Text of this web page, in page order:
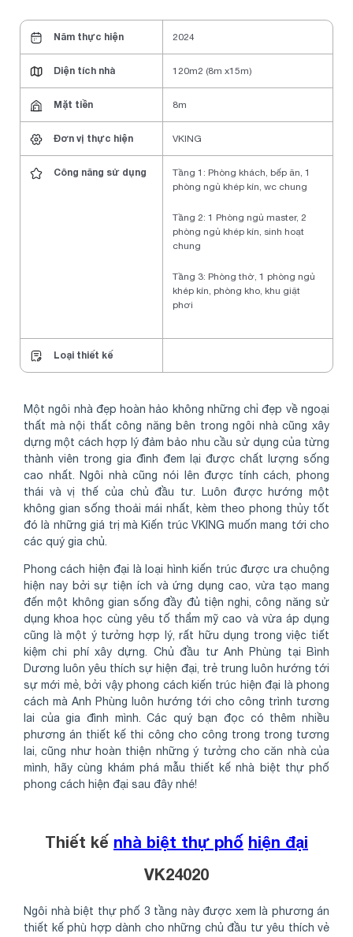
Năm thực hiện 2024
Diện tích nhà 120m2 (8m x15m)
Mặt tiền 8m
Đơn vị thực hiện VKING
Công năng sử dụng
Tầng 1: Phòng khách, bếp ăn, 1
phòng ngủ khép kín, wc chung
Tầng 2: 1 Phòng ngủ master, 2
phòng ngủ khép kín, sinh hoạt
chung
Tầng 3: Phòng thờ, 1 phòng ngủ
khép kín, phòng kho, khu giặt
phơi
Loại thiết kế
Một ngôi nhà đẹp hoàn hảo không những chỉ đẹp về ngoại
thất mà nội thất công năng bên trong ngôi nhà cũng xây
dựng một cách hợp lý đảm bảo nhu cầu sử dụng của từng
thành viên trong gia đình đem lại được chất lượng sống
cao nhất. Ngôi nhà cũng nói lên được tính cách, phong
thái và vị thế của chủ đầu tư. Luôn được hướng một
không gian sống thoải mái nhất, kèm theo phong thủy tốt
đó là những giá trị mà Kiến trúc VKING muốn mang tới cho
các quý gia chủ.
Phong cách hiện đại là loại hình kiến trúc được ưa chuộng
hiện nay bởi sự tiện ích và ứng dụng cao, vừa tạo mang
đến một không gian sống đầy đủ tiện nghi, công năng sử
dụng khoa học cùng yêu tố thẩm mỹ cao và vừa áp dụng
cũng là một ý tưởng hợp lý, rất hữu dụng trong việc tiết
kiệm chi phí xây dựng. Chủ đầu tư Anh Phùng tại Bình
Dương luôn yêu thích sự hiện đại, trẻ trung luôn hướng tới
sự mới mẻ, bởi vậy phong cách kiến trúc hiện đại là phong
cách mà Anh Phùng luôn hướng tới cho công trình tương
lai của gia đình mình. Các quý bạn đọc có thêm nhiều
phương án thiết kế thi công cho công trong trong tương
lai, cũng như hoàn thiện những ý tưởng cho căn nhà của
mình, hãy cùng khám phá mẫu thiết kế nhà biệt thự phố
phong cách hiện đại sau đây nhé!
Thiết kế nhà biệt thự phố hiện đại
VK24020
Ngôi nhà biệt thự phố 3 tầng này được xem là phương án
thiết kế phù hợp dành cho những chủ đầu tư yêu thích vẻ